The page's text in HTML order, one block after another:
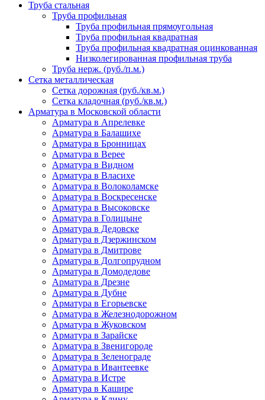
Труба стальная
Труба профильная
Труба профильная прямоугольная
Труба профильная квадратная
Труба профильная квадратная оцинкованная
Низколегированная профильная труба
Труба нерж. (руб./п.м.)
Сетка металлическая
Сетка дорожная (руб./кв.м.)
Сетка кладочная (руб./кв.м.)
Арматура в Московской области
Арматура в Апрелевке
Арматура в Балашихе
Арматура в Бронницах
Арматура в Верее
Арматура в Видном
Арматура в Власихе
Арматура в Волоколамске
Арматура в Воскресенске
Арматура в Высоковске
Арматура в Голицыне
Арматура в Дедовске
Арматура в Дзержинском
Арматура в Дмитрове
Арматура в Долгопрудном
Арматура в Домодедове
Арматура в Дрезне
Арматура в Дубне
Арматура в Егорьевске
Арматура в Железнодорожном
Арматура в Жуковском
Арматура в Зарайске
Арматура в Звенигороде
Арматура в Зеленограде
Арматура в Ивантеевке
Арматура в Истре
Арматура в Кашире